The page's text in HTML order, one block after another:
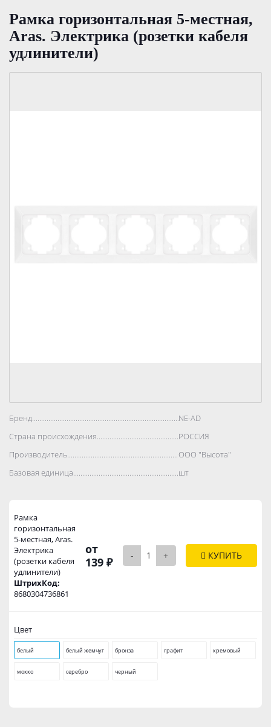
Рамка горизонтальная 5-местная,
Aras. Электрика (розетки кабеля
удлинители)
Бренд..................................................................................NE-AD
Страна происхождения..................................................................................
РОССИЯ
Производитель..................................................................................
ООО "Высота"
Базовая единица..................................................................................
шт
Рамка
горизонтальная
5-местная, Aras.
Электрика
(розетки кабеля
удлинители)
ШтрихКод:
8680304736861
от
139 ₽
- + КУПИТЬ
Цвет
белый белый жемчуг бронза графит кремовый
мокко серебро черный